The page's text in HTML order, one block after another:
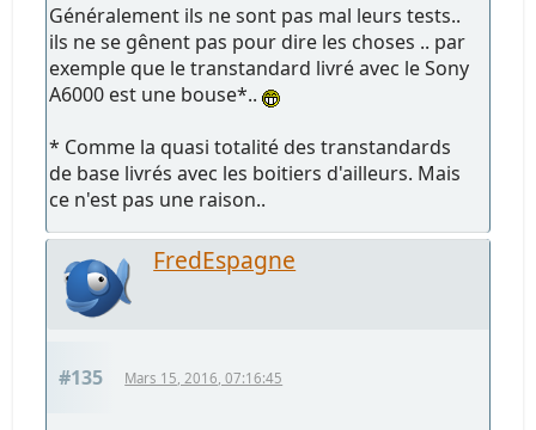
Généralement ils ne sont pas mal leurs tests..
ils ne se gênent pas pour dire les choses .. par
exemple que le transtandard livré avec le Sony
A6000 est une bouse*..
* Comme la quasi totalité des transtandards
de base livrés avec les boitiers d'ailleurs. Mais
ce n'est pas une raison..
FredEspagne
#135 Mars 15, 2016, 07:16:45